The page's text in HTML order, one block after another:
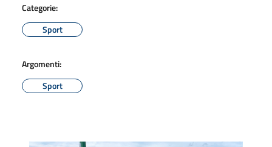
Categorie:
Sport
Argomenti:
Sport